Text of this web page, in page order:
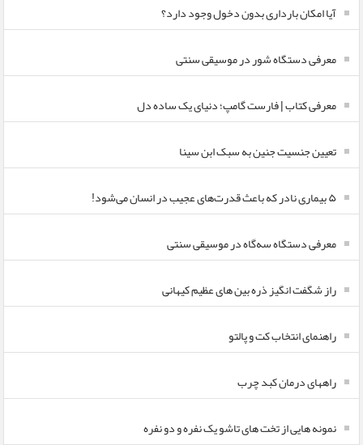
آیا امکان بارداری بدون دخول وجود دارد؟
معرفی دستگاه شور در موسیقی سنتی
معرفی کتاب | فارست گامپ؛ دنیای یک ساده دل
تعیین جنسیت جنین به سبک ابن سینا
۵ بیماری نادر که باعث قدرت‌های عجیب در انسان می‌شود!
معرفی دستگاه سه‌گاه در موسیقی سنتی
راز شگفت انگیز ذره بین های عظیم کیهانی
راهنمای انتخاب کت و پالتو
راههای درمان کبد چرب
نمونه هایی از تخت های تاشو یک نفره و دو نفره